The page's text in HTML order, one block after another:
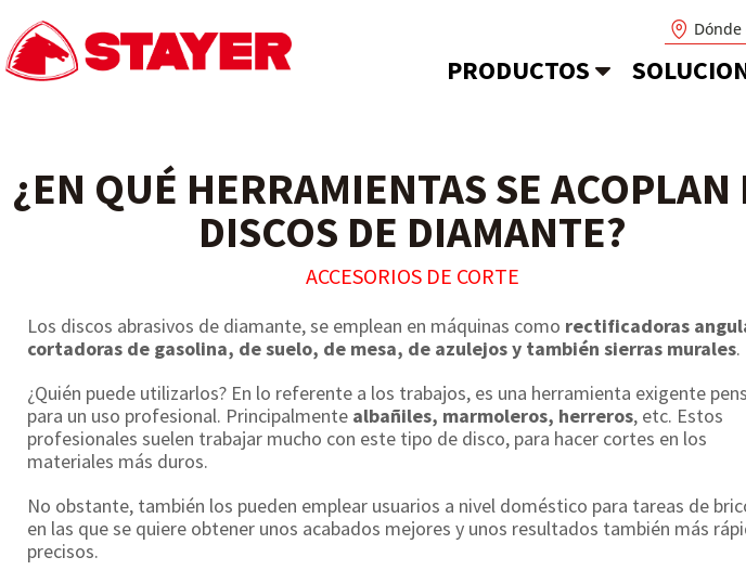
PRODUCTOS
¿EN QUÉ HERRAMIENTAS SE ACOPLAN
DISCOS DE DIAMANTE?
ACCESORIOS DE CORTE
Los discos abrasivos de diamante, se emplean en máquinas como rectificadoras
cortadoras de gasolina, de suelo, de mesa, de azulejos y también sierras murales.
¿Quién puede utilizarlos? En lo referente a los trabajos, es una herramienta exigente
para un uso profesional. Principalmente albañiles, marmoleros, herreros, etc. Estos
profesionales suelen trabajar mucho con este tipo de disco, para hacer cortes en los
materiales más duros.
No obstante, también los pueden emplear usuarios a nivel doméstico para tareas de
en las que se quiere obtener unos acabados mejores y unos resultados también más
precisos.